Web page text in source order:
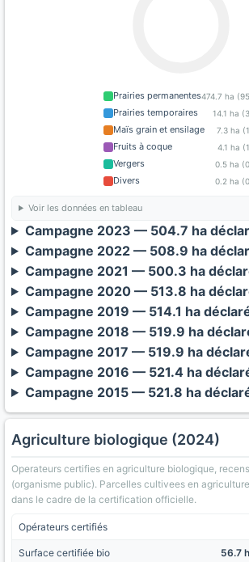
Prairies permanentes474.7 ha
Prairies temporaires 14.1 ha
Maïs grain et ensilage 7.3 ha
Fruits à coque 4.1 ha
Vergers 0.5 ha
Divers 0.2 ha
Voir les données en tableau
Campagne 2023 — 504.7 ha
Campagne 2022 — 508.9 ha
Campagne 2021 — 500.3 ha
Campagne 2020 — 513.8 ha
Campagne 2019 — 514.1 ha
Campagne 2018 — 519.9 ha
Campagne 2017 — 519.9 ha
Campagne 2016 — 521.4 ha
Campagne 2015 — 521.8 ha
Agriculture biologique (2024)
Operateurs certifies en agriculture biologique,
(organisme public). Parcelles cultivees en
dans le cadre de la certification officielle.
Opérateurs certifiés
Surface certifiée bio 56.7